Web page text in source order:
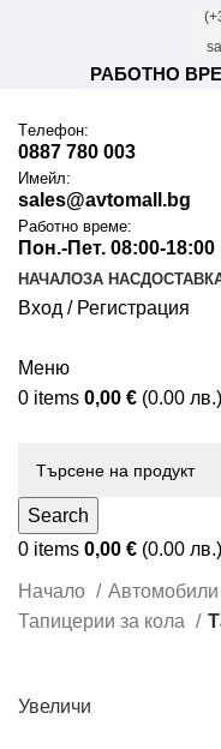
РАБОТНО
Tелефон:
0887 780 003
Имейл:
sales@avtomall.bg
Работно време:
Пон.-Пет. 08:00-18:00
НАЧАЛОЗА НАС
Вход / Регистрация
Меню
0 items 0,00 € (0.00 лв.)
Search
0 items 0,00 € (0.00 лв.)
Начало Автомобили
Тапицерии за кола
Увеличи